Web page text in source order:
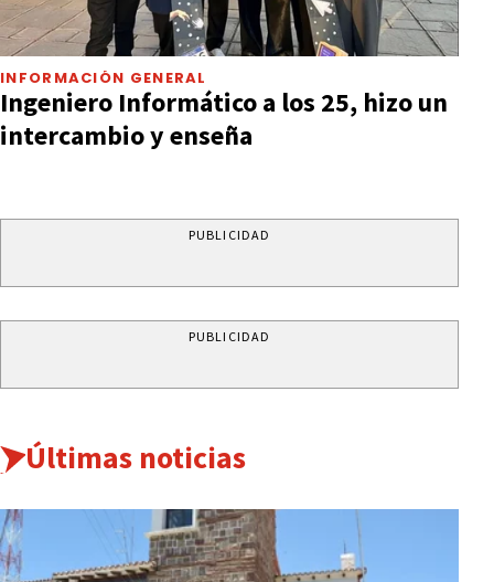
INFORMACIÓN GENERAL
Ingeniero Informático a los 25, hizo un
intercambio y enseña
PUBLICIDAD
PUBLICIDAD
Últimas noticias